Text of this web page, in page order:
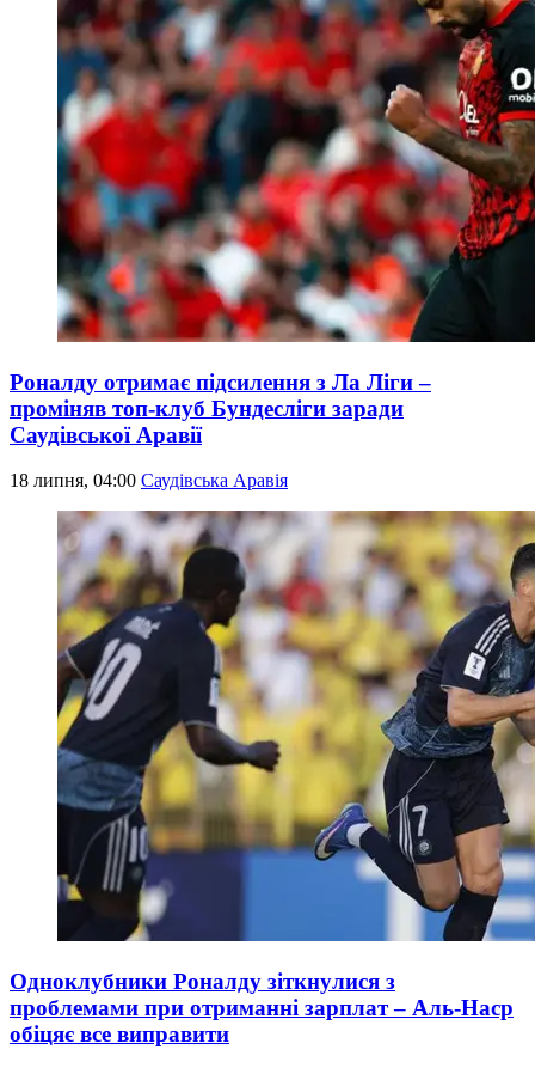
Роналду отримає підсилення з Ла Ліги –
проміняв топ-клуб Бундесліги заради
Саудівської Аравії
18 липня, 04:00 Саудівська Аравія
Одноклубники Роналду зіткнулися з
проблемами при отриманні зарплат – Аль-Наср
обіцяє все виправити